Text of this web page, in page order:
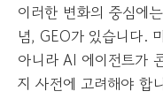
이러한 변화의 중심에
념, GEO가 있습니다.
아니라 AI 에이전트가
지 사전에 고려해야 합